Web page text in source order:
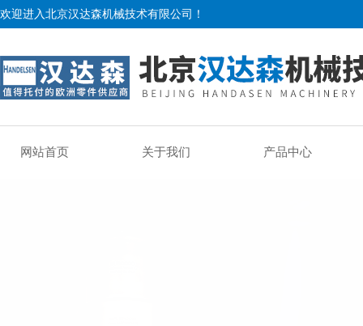
欢迎进入北京汉达森机械技术有限公司！
网站首页 关于我们 产品中心